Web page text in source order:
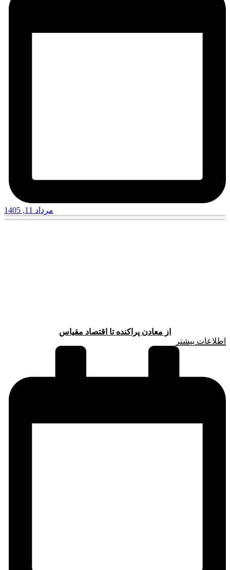
مرداد 11, 1405
از معادن پراکنده تا اقتصاد مقیاس
اطلاعات بیشتر